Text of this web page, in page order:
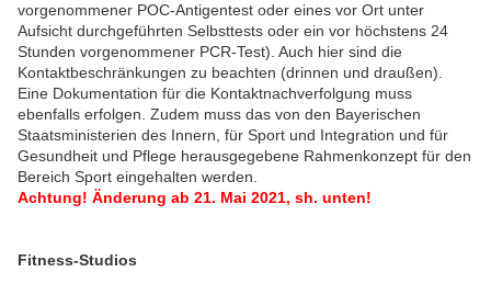
vorgenommener POC-Antigentest oder eines vor Ort unter
Aufsicht durchgeführten Selbsttests oder ein vor höchstens 24
Stunden vorgenommener PCR-Test). Auch hier sind die
Kontaktbeschränkungen zu beachten (drinnen und draußen).
Eine Dokumentation für die Kontaktnachverfolgung muss
ebenfalls erfolgen. Zudem muss das von den Bayerischen
Staatsministerien des Innern, für Sport und Integration und für
Gesundheit und Pflege herausgegebene Rahmenkonzept für den
Bereich Sport eingehalten werden.
Achtung! Änderung ab 21. Mai 2021, sh. unten!
Fitness-Studios